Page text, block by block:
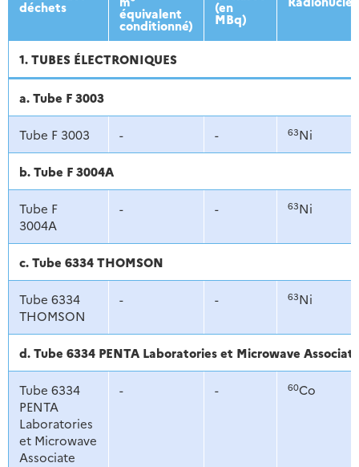
déchets équivalent
conditionné)
(en
MBq)
1. TUBES ÉLECTRONIQUES
a. Tube F 3003
Tube F 3003 - - 63Ni
b. Tube F 3004A
Tube F
3004A
- - 63Ni
c. Tube 6334 THOMSON
Tube 6334
THOMSON
- - 63Ni
d. Tube 6334 PENTA Laboratories et Microwave
Tube 6334
PENTA
Laboratories
et Microwave
Associate
- - 60Co